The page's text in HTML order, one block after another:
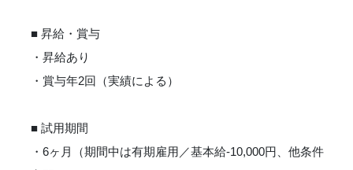
■ 昇給・賞与
・昇給あり
・賞与年2回（実績による）
■ 試用期間
・6ヶ月（期間中は有期雇用／基本給-10,000円、他条件